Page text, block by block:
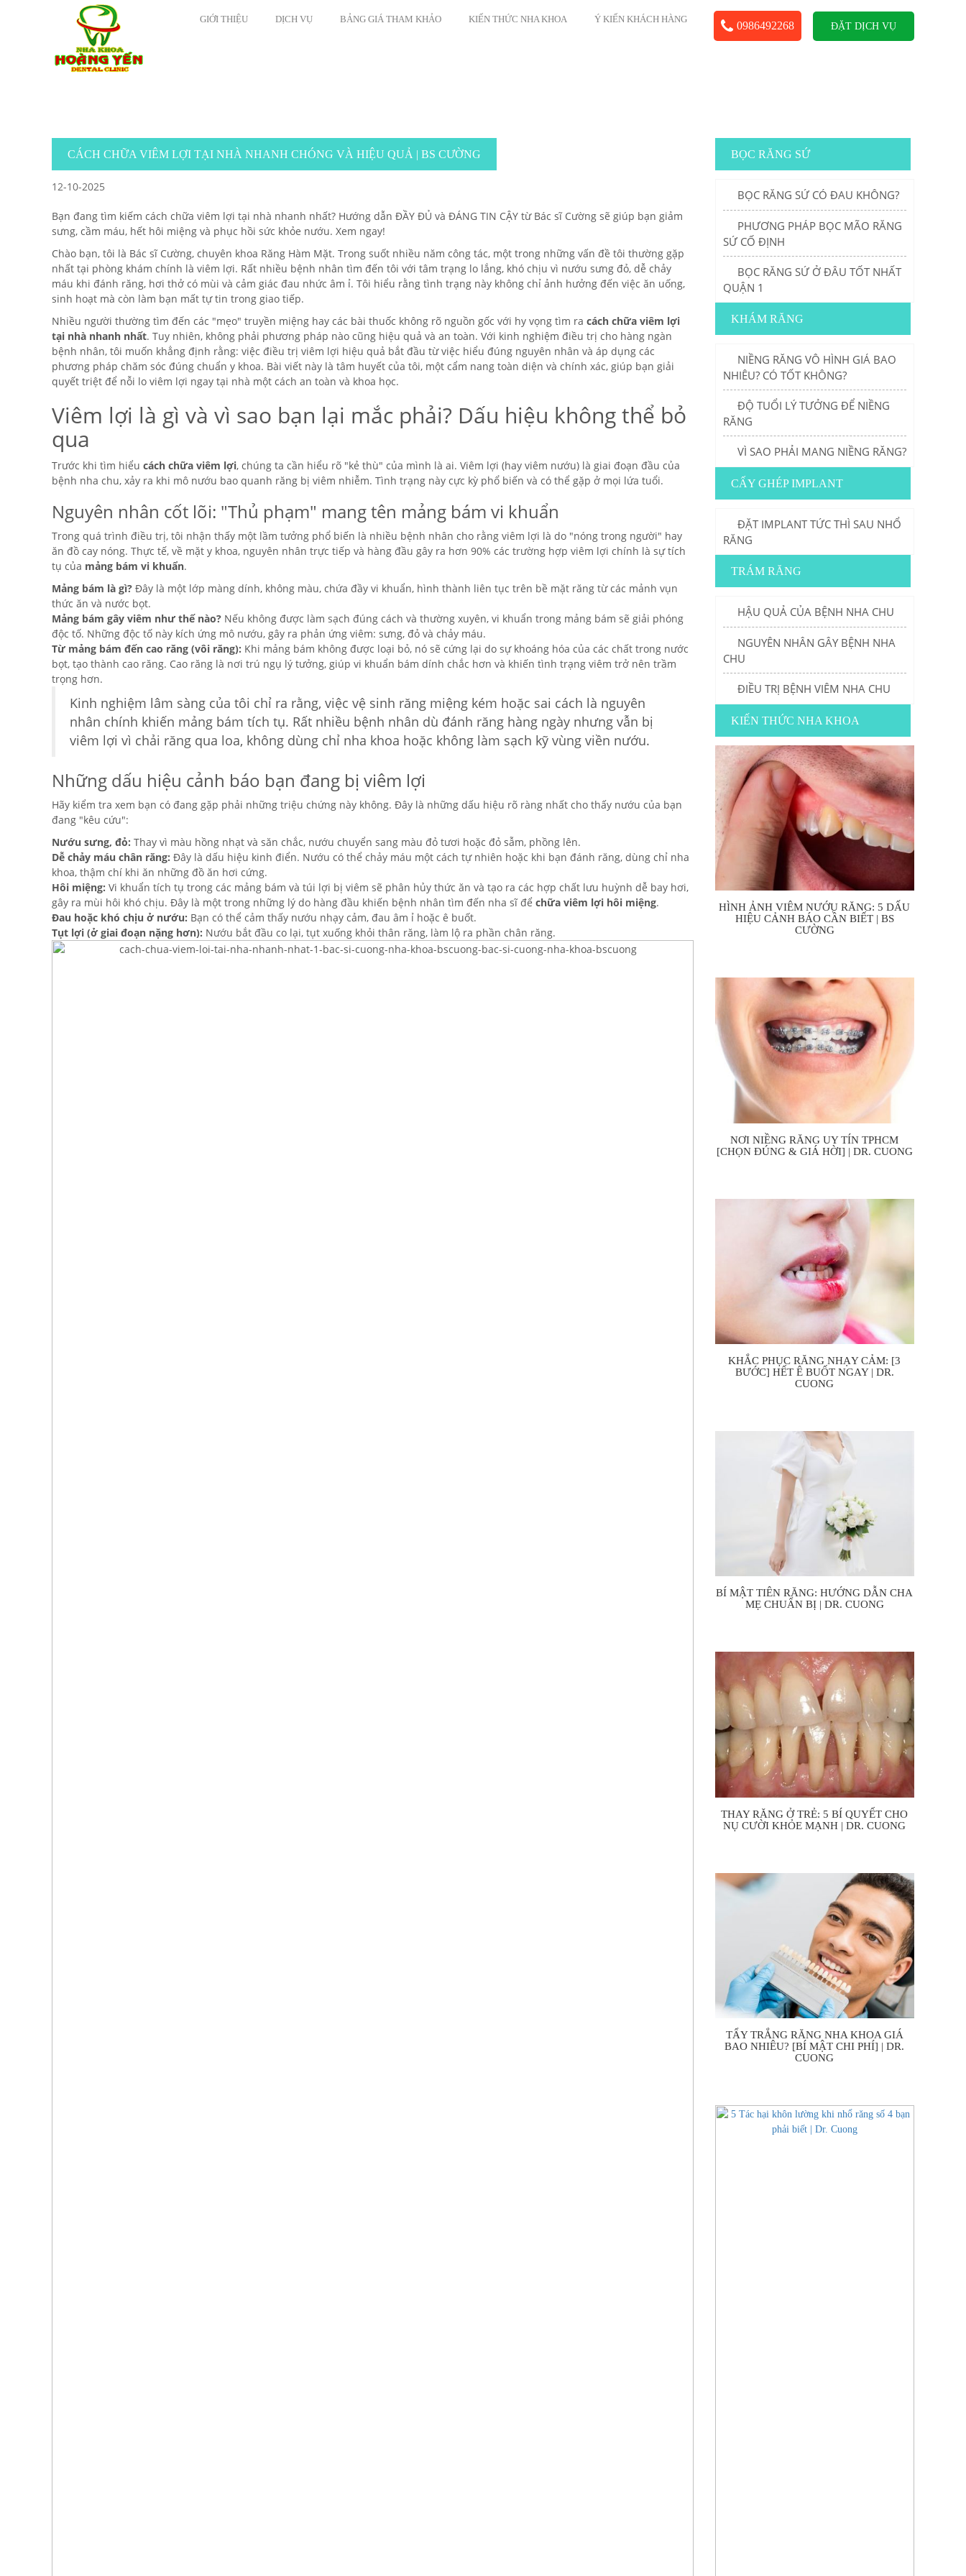
0986492268 ĐẶT DỊCH VỤ
GIỚI THIỆU DỊCH VỤ BẢNG GIÁ THAM KHẢO KIẾN THỨC NHA KHOA Ý KIẾN KHÁCH HÀNG
CÁCH CHỮA VIÊM LỢI TẠI NHÀ NHANH CHÓNG VÀ HIỆU QUẢ | BS CƯỜNG
12-10-2025
Bạn đang tìm kiếm cách chữa viêm lợi tại nhà nhanh nhất? Hướng dẫn ĐẦY ĐỦ và ĐÁNG TIN CẬY từ Bác sĩ Cường sẽ giúp bạn giảm
sưng, cầm máu, hết hôi miệng và phục hồi sức khỏe nướu. Xem ngay!
Chào bạn, tôi là Bác sĩ Cường, chuyên khoa Răng Hàm Mặt. Trong suốt nhiều năm công tác, một trong những vấn đề tôi thường gặp
nhất tại phòng khám chính là viêm lợi. Rất nhiều bệnh nhân tìm đến tôi với tâm trạng lo lắng, khó chịu vì nướu sưng đỏ, dễ chảy
máu khi đánh răng, hơi thở có mùi và cảm giác đau nhức âm ỉ. Tôi hiểu rằng tình trạng này không chỉ ảnh hưởng đến việc ăn uống,
sinh hoạt mà còn làm bạn mất tự tin trong giao tiếp.
Nhiều người thường tìm đến các "mẹo" truyền miệng hay các bài thuốc không rõ nguồn gốc với hy vọng tìm ra cách chữa viêm lợi
tại nhà nhanh nhất. Tuy nhiên, không phải phương pháp nào cũng hiệu quả và an toàn. Với kinh nghiệm điều trị cho hàng ngàn
bệnh nhân, tôi muốn khẳng định rằng: việc điều trị viêm lợi hiệu quả bắt đầu từ việc hiểu đúng nguyên nhân và áp dụng các
phương pháp chăm sóc đúng chuẩn y khoa. Bài viết này là tâm huyết của tôi, một cẩm nang toàn diện và chính xác, giúp bạn giải
quyết triệt để nỗi lo viêm lợi ngay tại nhà một cách an toàn và khoa học.
Viêm lợi là gì và vì sao bạn lại mắc phải? Dấu hiệu không thể bỏ
qua
Trước khi tìm hiểu cách chữa viêm lợi, chúng ta cần hiểu rõ "kẻ thù" của mình là ai. Viêm lợi (hay viêm nướu) là giai đoạn đầu của
bệnh nha chu, xảy ra khi mô nướu bao quanh răng bị viêm nhiễm. Tình trạng này cực kỳ phổ biến và có thể gặp ở mọi lứa tuổi.
Nguyên nhân cốt lõi: "Thủ phạm" mang tên mảng bám vi khuẩn
Trong quá trình điều trị, tôi nhận thấy một lầm tưởng phổ biến là nhiều bệnh nhân cho rằng viêm lợi là do "nóng trong người" hay
ăn đồ cay nóng. Thực tế, về mặt y khoa, nguyên nhân trực tiếp và hàng đầu gây ra hơn 90% các trường hợp viêm lợi chính là sự tích
tụ của mảng bám vi khuẩn.
Mảng bám là gì? Đây là một lớp màng dính, không màu, chứa đầy vi khuẩn, hình thành liên tục trên bề mặt răng từ các mảnh vụn
thức ăn và nước bọt.
Mảng bám gây viêm như thế nào? Nếu không được làm sạch đúng cách và thường xuyên, vi khuẩn trong mảng bám sẽ giải phóng
độc tố. Những độc tố này kích ứng mô nướu, gây ra phản ứng viêm: sưng, đỏ và chảy máu.
Từ mảng bám đến cao răng (vôi răng): Khi mảng bám không được loại bỏ, nó sẽ cứng lại do sự khoáng hóa của các chất trong nước
bọt, tạo thành cao răng. Cao răng là nơi trú ngụ lý tưởng, giúp vi khuẩn bám dính chắc hơn và khiến tình trạng viêm trở nên trầm
trọng hơn.
Kinh nghiệm lâm sàng của tôi chỉ ra rằng, việc vệ sinh răng miệng kém hoặc sai cách là nguyên
nhân chính khiến mảng bám tích tụ. Rất nhiều bệnh nhân dù đánh răng hàng ngày nhưng vẫn bị
viêm lợi vì chải răng qua loa, không dùng chỉ nha khoa hoặc không làm sạch kỹ vùng viền nướu.
Những dấu hiệu cảnh báo bạn đang bị viêm lợi
Hãy kiểm tra xem bạn có đang gặp phải những triệu chứng này không. Đây là những dấu hiệu rõ ràng nhất cho thấy nướu của bạn
đang "kêu cứu":
Nướu sưng, đỏ: Thay vì màu hồng nhạt và săn chắc, nướu chuyển sang màu đỏ tươi hoặc đỏ sẫm, phồng lên.
Dễ chảy máu chân răng: Đây là dấu hiệu kinh điển. Nướu có thể chảy máu một cách tự nhiên hoặc khi bạn đánh răng, dùng chỉ nha
khoa, thậm chí khi ăn những đồ ăn hơi cứng.
Hôi miệng: Vi khuẩn tích tụ trong các mảng bám và túi lợi bị viêm sẽ phân hủy thức ăn và tạo ra các hợp chất lưu huỳnh dễ bay hơi,
gây ra mùi hôi khó chịu. Đây là một trong những lý do hàng đầu khiến bệnh nhân tìm đến nha sĩ để chữa viêm lợi hôi miệng.
Đau hoặc khó chịu ở nướu: Bạn có thể cảm thấy nướu nhạy cảm, đau âm ỉ hoặc ê buốt.
Tụt lợi (ở giai đoạn nặng hơn): Nướu bắt đầu co lại, tụt xuống khỏi thân răng, làm lộ ra phần chân răng.
BỌC RĂNG SỨ
BỌC RĂNG SỨ CÓ ĐAU KHÔNG?
PHƯƠNG PHÁP BỌC MÃO RĂNG
SỨ CỐ ĐỊNH
BỌC RĂNG SỨ Ở ĐÂU TỐT NHẤT
QUẬN 1
KHÁM RĂNG
NIỀNG RĂNG VÔ HÌNH GIÁ BAO
NHIÊU? CÓ TỐT KHÔNG?
ĐỘ TUỔI LÝ TƯỞNG ĐỂ NIỀNG
RĂNG
VÌ SAO PHẢI MANG NIỀNG RĂNG?
CẤY GHÉP IMPLANT
ĐẶT IMPLANT TỨC THÌ SAU NHỔ
RĂNG
TRÁM RĂNG
HẬU QUẢ CỦA BỆNH NHA CHU
NGUYÊN NHÂN GÂY BỆNH NHA
CHU
ĐIỀU TRỊ BỆNH VIÊM NHA CHU
KIẾN THỨC NHA KHOA
HÌNH ẢNH VIÊM NƯỚU RĂNG: 5 DẤU
HIỆU CẢNH BÁO CẦN BIẾT | BS
CƯỜNG
NƠI NIỀNG RĂNG UY TÍN TPHCM
[CHỌN ĐÚNG & GIÁ HỜI] | DR. CUONG
KHẮC PHỤC RĂNG NHẠY CẢM: [3
BƯỚC] HẾT Ê BUỐT NGAY | DR.
CUONG
BÍ MẬT TIÊN RĂNG: HƯỚNG DẪN CHA
MẸ CHUẨN BỊ | DR. CUONG
THAY RĂNG Ở TRẺ: 5 BÍ QUYẾT CHO
NỤ CƯỜI KHỎE MẠNH | DR. CUONG
TẨY TRẮNG RĂNG NHA KHOA GIÁ
BAO NHIÊU? [BÍ MẬT CHI PHÍ] | DR.
CUONG